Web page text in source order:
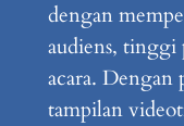
dengan
audiens, tinggi
acara. Dengan
tampilan